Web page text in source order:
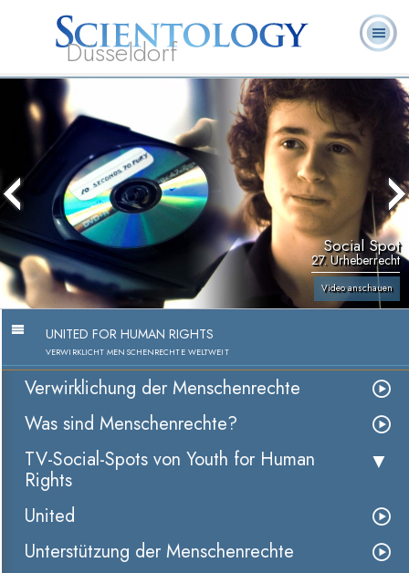
Düsseldorf
L. Ron
Ehrenamtliche
Häufig gestellte
Fragen
Bücher
Social Spot
27. Urheberrecht
Video anschauen
UNITED FOR HUMAN RIGHTS
VERWIRKLICHT MENSCHENRECHTE WELTWEIT
Verwirklichung der Menschenrechte
Was sind Menschenrechte?
TV-Social-Spots von Youth for Human
Rights
United
Unterstützung der Menschenrechte